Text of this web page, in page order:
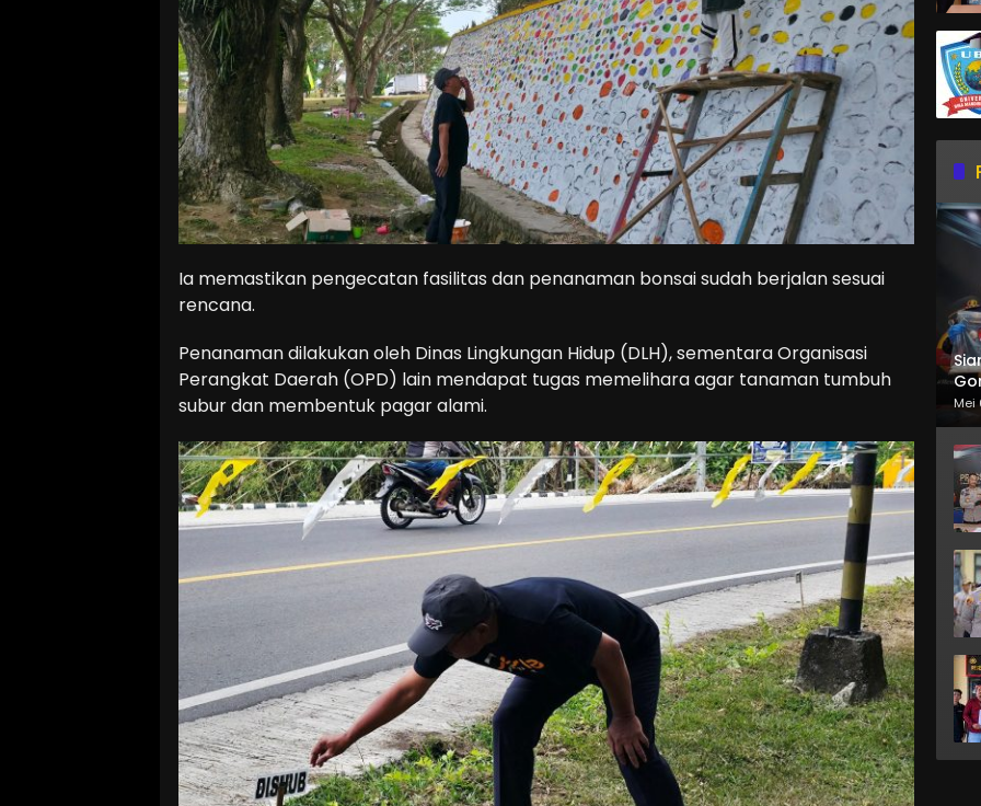
Ia memastikan pengecatan fasilitas dan penanaman bonsai sudah berjalan sesuai
rencana.
Penanaman dilakukan oleh Dinas Lingkungan Hidup (DLH), sementara Organisasi
Perangkat Daerah (OPD) lain mendapat tugas memelihara agar tanaman tumbuh
subur dan membentuk pagar alami.
Mei